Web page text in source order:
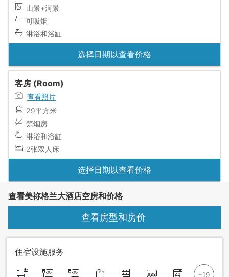
山景+河景
可吸烟
淋浴和浴缸
选择日期以查看价格
客房 (Room)
查看照片
29平方米
禁烟房
淋浴和浴缸
2张双人床
选择日期以查看价格
查看美祢格兰大酒店空房和价格
查看房型和房价
住宿设施服务